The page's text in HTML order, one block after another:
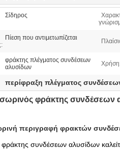
Σίδηρος
Πίεση που αντιμετωπίζεται
φράκτης πλέγματος συνδέσεων
αλυσίδων
περίφραξη πλέγματος
φράκτης συνδέσεων
περιγραφή φρακτών
συνδέσεων αλυσίδων